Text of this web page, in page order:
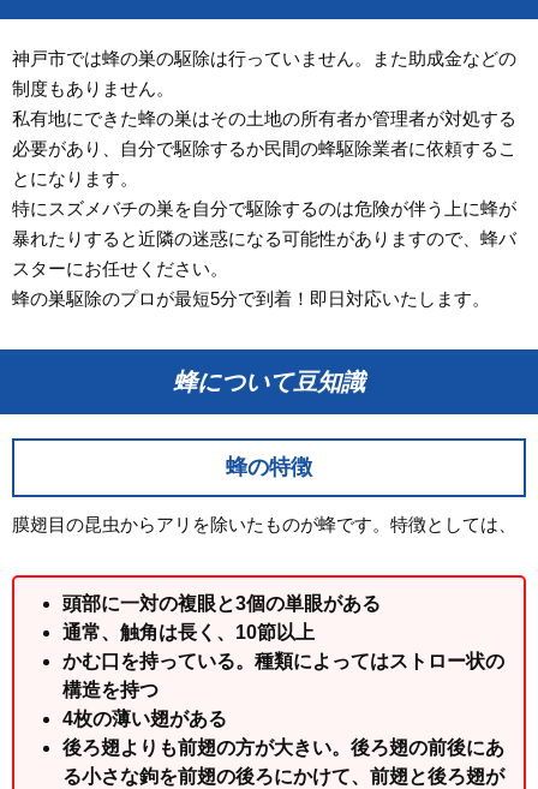
神戸市では蜂の巣の駆除は行っていません。また助成金などの
制度もありません。
私有地にできた蜂の巣はその土地の所有者か管理者が対処する
必要があり、自分で駆除するか民間の蜂駆除業者に依頼するこ
とになります。
特にスズメバチの巣を自分で駆除するのは危険が伴う上に蜂が
暴れたりすると近隣の迷惑になる可能性がありますので、蜂バ
スターにお任せください。
蜂の巣駆除のプロが最短5分で到着！即日対応いたします。
蜂について豆知識
蜂の特徴
膜翅目の昆虫からアリを除いたものが蜂です。特徴としては、
頭部に一対の複眼と3個の単眼がある
通常、触角は長く、10節以上
かむ口を持っている。種類によってはストロー状の
構造を持つ
4枚の薄い翅がある
後ろ翅よりも前翅の方が大きい。後ろ翅の前後にあ
る小さな鉤を前翅の後ろにかけて、前翅と後ろ翅が